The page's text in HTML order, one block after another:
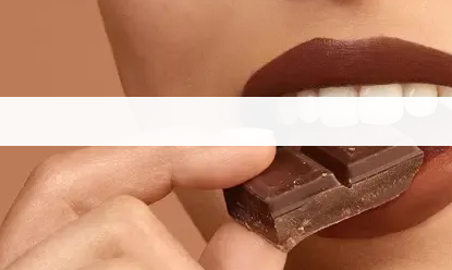
pinterest-site-verification=867dbab807973b9ac409c90f1d7cea8f